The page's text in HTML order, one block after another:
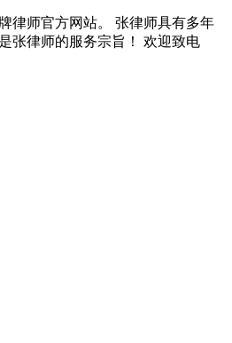
律师官方网站。 张律师具有多年
张律师的服务宗旨！ 欢迎致电